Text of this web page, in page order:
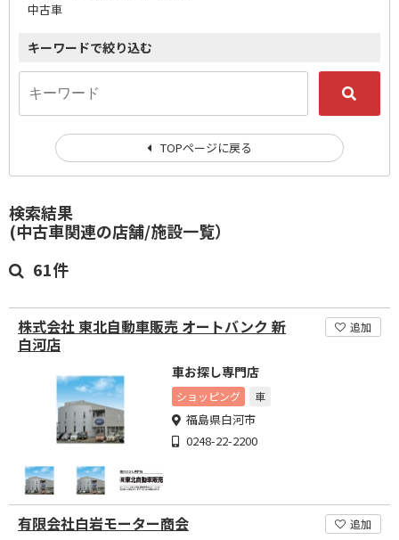
検索結果
(中古車関連の店舗/施設一覧）
61件
株式会社 東北自動車販売 オートバンク 新
白河店
追加
車お探し専門店
ショッピング 車
福島県白河市
0248-22-2200
有限会社白岩モーター商会 追加
中古車
キーワードで絞り込む
TOPページに戻る